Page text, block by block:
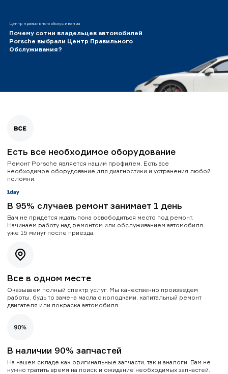
Центр правильного обслуживания
Почему сотни владельцев автомобилей
Porsche выбрали Центр Правильного
Обслуживания?
Есть все необходимое оборудование
Ремонт Porsche является нашим профилем. Есть все
необходимое оборудование для диагностики и устранения любой
поломки.
В 95% случаев ремонт занимает 1 день
Вам не придется ждать пока освободиться место под ремонт.
Начинаем работу над ремонтом или обслуживанием автомобиля
уже 15 минут после приезда.
Все в одном месте
Оказываем полный спектр услуг. Мы качественно произведем
работы, будь то замена масла с колодками, капитальный ремонт
двигателя или покраска автомобиля.
В наличии 90% запчастей
На нашем складе как оригинальные запчасти, так и аналоги. Вам не
нужно тратить время на поиск и ожидание необходимых запчастей.